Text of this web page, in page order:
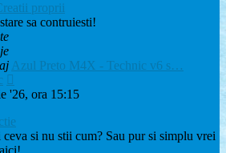
proprii
sa contruiesti!
Azul Preto M4X - Technic v6 s…
ultimul
'26, ora 15:15
si nu stii cum? Sau pur si simplu vrei